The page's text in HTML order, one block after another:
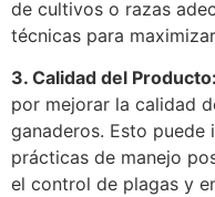
de cultivos o razas
técnicas para
3. Calidad del Producto:
por mejorar la calidad
ganaderos. Esto puede
prácticas de manejo
el control de plagas y